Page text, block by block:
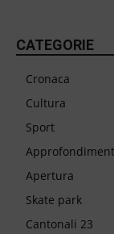
CATEGORIE
Cronaca
Cultura
Sport
Apertura
Skate park
Cantonali 23